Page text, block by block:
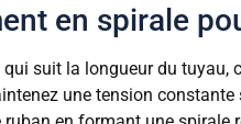
en spirale
suit la longueur du
une tension